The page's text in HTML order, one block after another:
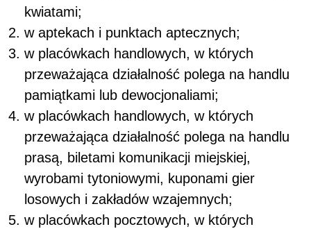
kwiatami;
w aptekach i punktach aptecznych;
w placówkach handlowych, w których
przeważająca działalność polega na handlu
pamiątkami lub dewocjonaliami;
w placówkach handlowych, w których
przeważająca działalność polega na handlu
prasą, biletami komunikacji miejskiej,
wyrobami tytoniowymi, kuponami gier
losowych i zakładów wzajemnych;
w placówkach pocztowych, w których